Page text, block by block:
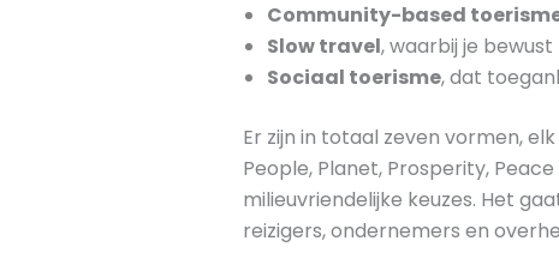
Community-based
Slow travel, waarbij je
Sociaal toerisme, dat
Er zijn in totaal zeven vormen,
People, Planet, Prosperity,
milieuvriendelijke keuzes. Het
reizigers, ondernemers en